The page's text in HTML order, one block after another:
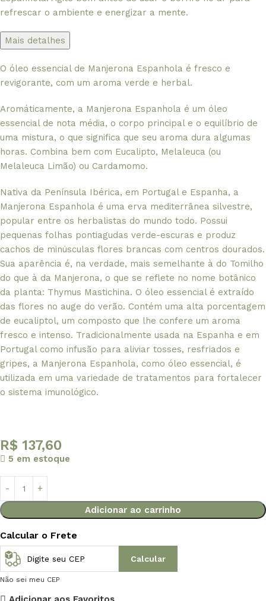
refrescar o ambiente e energizar a mente.
Mais detalhes
O óleo essencial de Manjerona Espanhola é fresco e
revigorante, com um aroma verde e herbal.
Aromáticamente, a Manjerona Espanhola é um óleo
essencial de nota média, o corpo principal e o equilíbrio de
uma mistura, o que significa que seu aroma dura algumas
horas. Combina bem com Eucalipto, Melaleuca (ou
Melaleuca Limão) ou Cardamomo.
Nativa da Península Ibérica, em Portugal e Espanha, a
Manjerona Espanhola é uma erva mediterrânea silvestre,
popular entre os herbalistas do mundo todo. Possui
pequenas folhas pontiagudas verde-escuras e produz
cachos de minúsculas flores brancas com centros dourados.
Sua aparência é, na verdade, mais semelhante à do Tomilho
do que à da Manjerona, o que se reflete no nome botânico
da planta: Thymus Mastichina. O óleo essencial é extraído
das flores no auge do verão. Contém uma alta porcentagem
de eucaliptol, um composto que lhe confere um aroma
fresco e intenso. Tradicionalmente usada na Espanha e em
Portugal como infusão para aliviar tosses, resfriados e
gripes, a Manjerona Espanhola, como óleo essencial, é
utilizada em uma variedade de tratamentos para fortalecer
o sistema imunológico.
R$ 137,60
5 em estoque
Adicionar ao carrinho
Calcular o Frete
Calcular
Não sei meu CEP